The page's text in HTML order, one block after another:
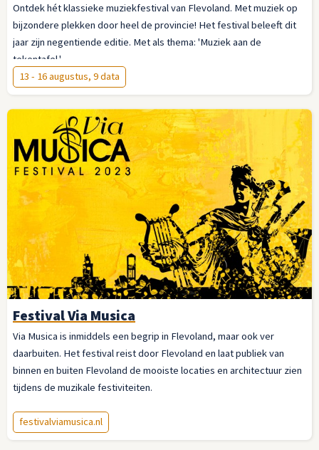
Ontdek hét klassieke muziekfestival van Flevoland. Met muziek op
bijzondere plekken door heel de provincie! Het festival beleeft dit
jaar zijn negentiende editie. Met als thema: 'Muziek aan de
tekentafel.'
13 - 16 augustus, 9 data
Festival Via Musica
Via Musica is inmiddels een begrip in Flevoland, maar ook ver
daarbuiten. Het festival reist door Flevoland en laat publiek van
binnen en buiten Flevoland de mooiste locaties en architectuur zien
tijdens de muzikale festiviteiten.
festivalviamusica.nl